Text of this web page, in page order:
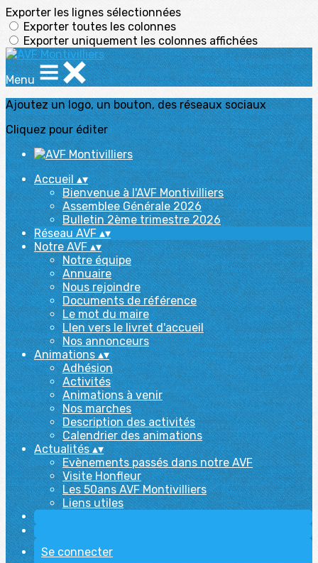
Exporter les lignes sélectionnées
Exporter toutes les colonnes
Exporter uniquement les colonnes affichées
Menu
Ajoutez un logo, un bouton, des réseaux sociaux
Cliquez pour éditer
Accueil▴▾
Bienvenue à l'AVF Montivilliers
Assemblee Générale 2026
Bulletin 2ème trimestre 2026
Réseau AVF ▴▾
Notre AVF▴▾
Notre équipe
Annuaire
Nous rejoindre
Documents de référence
Le mot du maire
LIen vers le livret d'accueil
Nos annonceurs
Animations▴▾
Adhésion
Activités
Animations à venir
Nos marches
Description des activités
Calendrier des animations
Actualités▴▾
Evènements passés dans notre AVF
Visite Honfleur
Les 50ans AVF Montivilliers
Liens utiles
Se connecter